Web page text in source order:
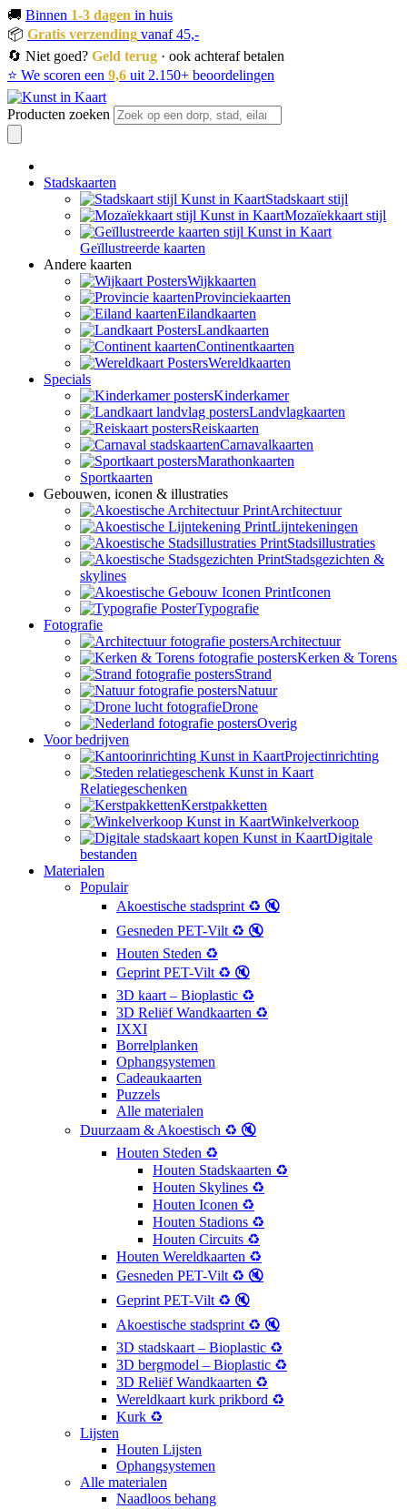
🚚 Binnen 1-3 dagen in huis
📦 Gratis verzending vanaf 45,-
🔄 Niet goed? Geld terug · ook achteraf betalen
⭐ We scoren een 9,6 uit 2.150+ beoordelingen
Producten zoeken
Stadskaarten
Stadskaart stijl
Mozaïekkaart stijl
Geïllustreerde kaarten
Andere kaarten
Wijkkaarten
Provinciekaarten
Eilandkaarten
Landkaarten
Continentkaarten
Wereldkaarten
Specials
Kinderkamer
Landvlagkaarten
Reiskaarten
Carnavalkaarten
Marathonkaarten
Sportkaarten
Gebouwen, iconen & illustraties
Architectuur
Lijntekeningen
Stadsillustraties
Stadsgezichten &
skylines
Iconen
Typografie
Fotografie
Architectuur
Kerken & Torens
Strand
Natuur
Drone
Overig
Voor bedrijven
Projectinrichting
Relatiegeschenken
Kerstpakketten
Winkelverkoop
Digitale
bestanden
Materialen
Populair
Akoestische stadsprint ♻️ 🔇
Gesneden PET-Vilt ♻️ 🔇
Houten Steden ♻️
Geprint PET-Vilt ♻️ 🔇
3D kaart – Bioplastic ♻️
3D Reliëf Wandkaarten ♻️
IXXI
Borrelplanken
Ophangsystemen
Cadeaukaarten
Puzzels
Alle materialen
Duurzaam & Akoestisch ♻️ 🔇
Houten Steden ♻️
Houten Stadskaarten ♻️
Houten Skylines ♻️
Houten Iconen ♻️
Houten Stadions ♻️
Houten Circuits ♻️
Houten Wereldkaarten ♻️
Gesneden PET-Vilt ♻️ 🔇
Geprint PET-Vilt ♻️ 🔇
Akoestische stadsprint ♻️ 🔇
3D stadskaart – Bioplastic ♻️
3D bergmodel – Bioplastic ♻️
3D Reliëf Wandkaarten ♻️
Wereldkaart kurk prikbord ♻️
Kurk ♻️
Lijsten
Houten Lijsten
Ophangsystemen
Alle materialen
Naadloos behang